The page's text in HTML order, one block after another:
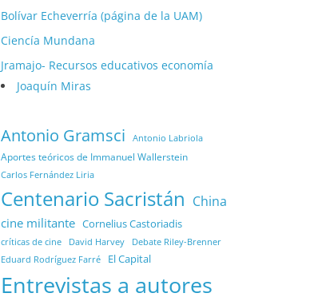
Bolívar Echeverría (página de la UAM)
Ciencía Mundana
Jramajo- Recursos educativos economía
Joaquín Miras
Antonio Gramsci Antonio Labriola
Aportes teóricos de Immanuel Wallerstein
Carlos Fernández Liria
Centenario Sacristán China
cine militante Cornelius Castoriadis
críticas de cine David Harvey Debate Riley-Brenner
Eduard Rodríguez Farré El Capital
Entrevistas a autores